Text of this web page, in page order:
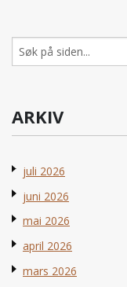
Søk
etter:
ARKIV
juli 2026
juni 2026
mai 2026
april 2026
mars 2026